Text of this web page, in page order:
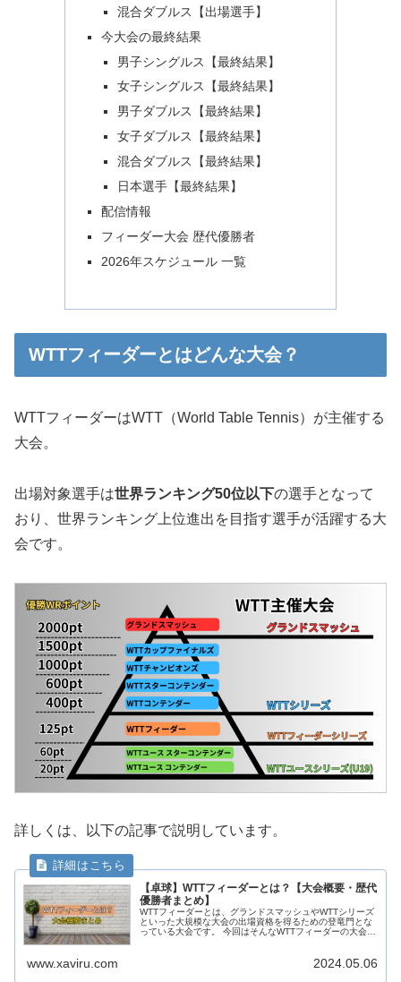
混合ダブルス【出場選手】
今大会の最終結果
男子シングルス【最終結果】
女子シングルス【最終結果】
男子ダブルス【最終結果】
女子ダブルス【最終結果】
混合ダブルス【最終結果】
日本選手【最終結果】
配信情報
フィーダー大会 歴代優勝者
2026年スケジュール 一覧
WTTフィーダーとはどんな大会？
WTTフィーダーはWTT（World Table Tennis）が主催する
大会。
出場対象選手は世界ランキング50位以下の選手となって
おり、世界ランキング上位進出を目指す選手が活躍する大
会です。
詳しくは、以下の記事で説明しています。
【卓球】WTTフィーダーとは？【大会概要・歴代
優勝者まとめ】
WTTフィーダーとは、グランドスマッシュやWTTシリーズ
といった大規模な大会の出場資格を得るための登竜門とな
っている大会です。 今回はそんなWTTフィーダーの大会概
www.xaviru.com 2024.05.06